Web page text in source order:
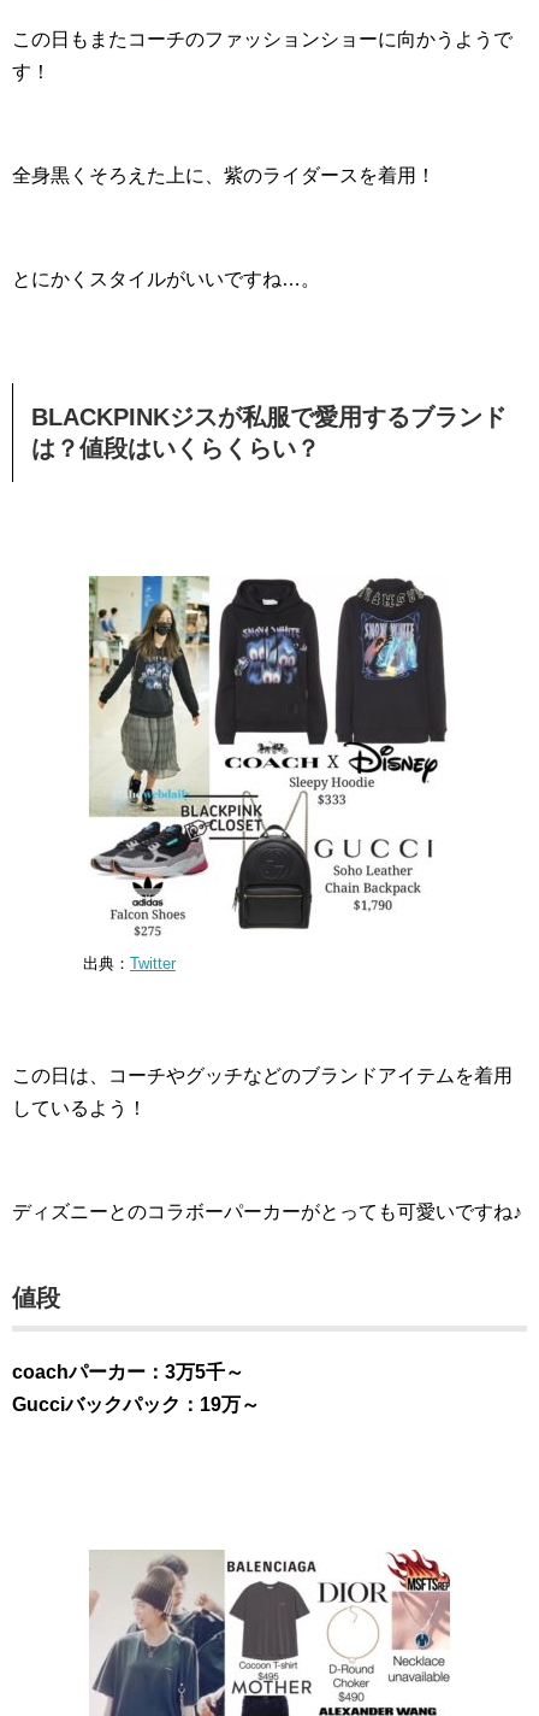
この日もまたコーチのファッションショーに向かうようで
す！
全身黒くそろえた上に、紫のライダースを着用！
とにかくスタイルがいいですね…。
BLACKPINKジスが私服で愛用するブランド
は？値段はいくらくらい？
出典： Twitter
この日は、コーチやグッチなどのブランドアイテムを着用
しているよう！
ディズニーとのコラボーパーカーがとっても可愛いですね♪
値段
coachパーカー：3万5千～
Gucciバックパック：19万～